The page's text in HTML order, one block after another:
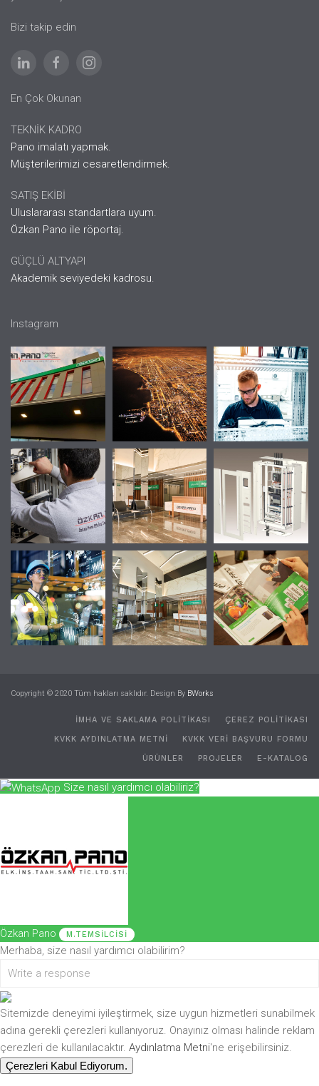
Bizi takip edin
En Çok Okunan
TEKNİK KADRO
Pano imalatı yapmak.
Müşterilerimizi cesaretlendirmek.
SATIŞ EKİBİ
Uluslararası standartlara uyum.
Özkan Pano ile röportaj.
GÜÇLÜ ALTYAPI
Akademik seviyedeki kadrosu.
Instagram
Copyright © 2020 Tüm hakları saklıdır. Design By BWorks
İMHA VE SAKLAMA POLİTİKASI ÇEREZ POLİTİKASI
KVKK AYDINLATMA METNI KVKK VERI BAŞVURU FORMU
ÜRÜNLER PROJELER E-KATALOG
Size nasıl yardımcı olabiliriz?
Özkan Pano M.TEMSILCISI
Merhaba, size nasıl yardımcı olabilirim?
Sitemizde deneyimi iyileştirmek, size uygun hizmetleri sunabilmek
adına gerekli çerezleri kullanıyoruz. Onayınız olması halinde reklam
çerezleri de kullanılacaktır. Aydınlatma Metni'ne erişebilirsiniz.
Çerezleri Kabul Ediyorum.